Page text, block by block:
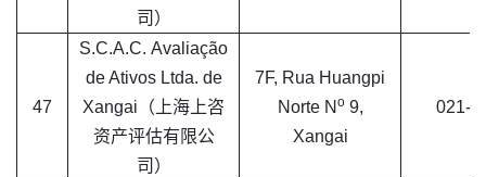
司）
47
S.C.A.C. Avaliação
de Ativos Ltda. de
Xangai（上海上咨
资产评估有限公
司）
7F, Rua Huangpi
Norte N o9,
Xangai
021-